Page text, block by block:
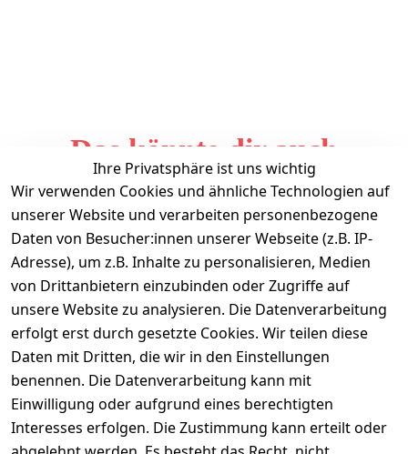
Das könnte dir auch
gefallen
Ihre Privatsphäre ist uns wichtig
Wir verwenden Cookies und ähnliche Technologien auf
unserer Website und verarbeiten personenbezogene
Daten von Besucher:innen unserer Webseite (z.B. IP-
Adresse), um z.B. Inhalte zu personalisieren, Medien
von Drittanbietern einzubinden oder Zugriffe auf
unsere Website zu analysieren. Die Datenverarbeitung
erfolgt erst durch gesetzte Cookies. Wir teilen diese
Daten mit Dritten, die wir in den Einstellungen
benennen. Die Datenverarbeitung kann mit
Einwilligung oder aufgrund eines berechtigten
Interesses erfolgen. Die Zustimmung kann erteilt oder
Informationen
Mein Konto